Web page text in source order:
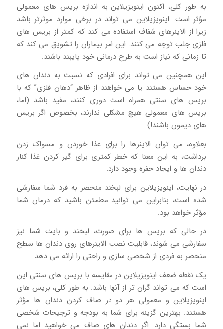
به طور کلی، اکنون اینویزیلاین به اندازه بریس های معمولی
مؤثر است. اینویزیلاین می تواند در برخی موارد موثرتر باشد
زیرا از الاینرهای شفاف استفاده می کند که کمتر از بریس های
فلزی جلب توجه می کنند. این امر بیماران را تشویق می کند که
تا زمانی که نیاز است به طرح درمانی خود پایبند باشند.
این همچنین می تواند برای افرادی که نسبت به دندان های
خود حساس هستند یا می خواهند از ظاهر “دهان فلزی” که با
بریس های سنتی همراه است دوری کنند، مفید باشد (اما،
بریس های معمولی هیچ مشکلی ندارند، بخصوص اگر بریس
های دیمون باشند!)
بعلاوه، می توان الاینرها را برای غذا خوردن و مسواک زدن
برداشت، به این معنا که خطر کمتری برای گیر کردن غذا کنار
دندان ها و ایجاد حفره وجود دارد.
در نهایت، اینویزیلاین برای لبخند منحصر به فرد شما سفارشی
شده است، بنابراین می توانید مطمئن باشید که درمان شما
مؤثر خواهد بود.
در حالی که بریس ها برای صورت، لبخند و بایت شما نیز
سفارشی می شوند، قابلیت نصب الاینرهای روی دندان ها سطح
منحصر به فردی از شخصی سازی و راحتی را ارائه می دهد.
یک نقطه ضعف اینویزیلاین در مقایسه با بریس های سنتی این
است که می تواند گران تر از آنها باشد. به طور کلی، بریس های
اینویزیلاین و معمولی هر دو در صاف کردن دندان ها مؤثر
هستند. بهترین گزینه برای شما به بودجه و ترجیحات شخصی
شما بستگی دارد. اگر دندان های صاف می خواهید اما نمی